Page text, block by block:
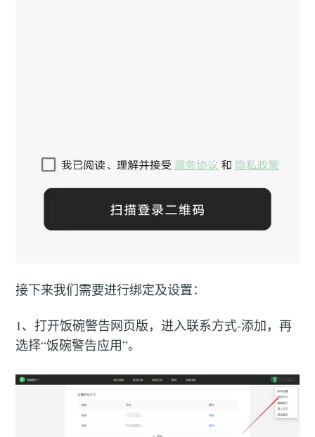
接下来我们需要进行绑定及设置：
1、打开饭碗警告网页版，进入联系方式-添加，再
选择“饭碗警告应用”。